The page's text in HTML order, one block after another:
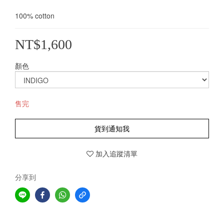
100% cotton
NT$1,600
顏色
售完
貨到通知我
加入追蹤清單
分享到